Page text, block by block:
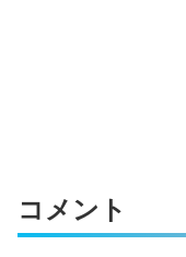
コメント